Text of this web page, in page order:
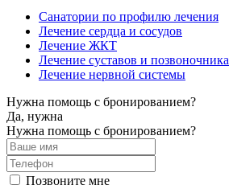
Санатории по профилю лечения
Лечение сердца и сосудов
Лечение ЖКТ
Лечение суставов и позвоночника
Лечение нервной системы
Нужна помощь с бронированием?
Да, нужна
Нужна помощь с бронированием?
Позвоните мне